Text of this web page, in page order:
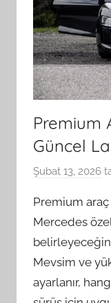
Premium
Güncel
Şubat 13, 2026
Premium
Mercedes
Mevsim ve
ayarlanır,